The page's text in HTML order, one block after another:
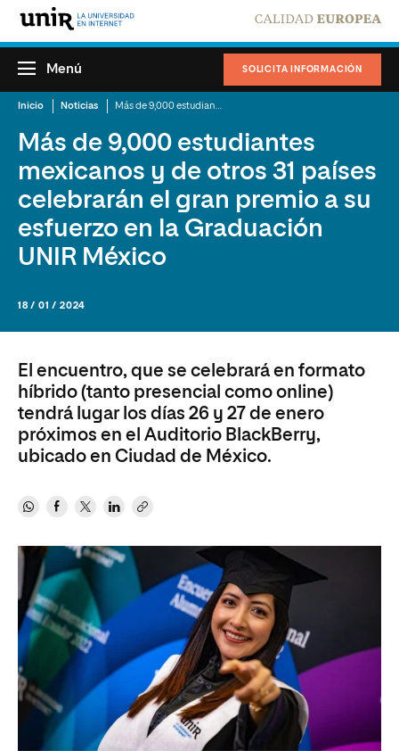
SOLICITA INFORMACIÓN
Menú
Inicio Noticias
Más de 9,000 estudiantes
mexicanos y de otros 31 países
celebrarán el gran premio a su
esfuerzo en la Graduación
UNIR México
18 / 01 / 2024
El encuentro, que se celebrará en formato
híbrido (tanto presencial como online)
tendrá lugar los días 26 y 27 de enero
próximos en el Auditorio BlackBerry,
ubicado en Ciudad de México.